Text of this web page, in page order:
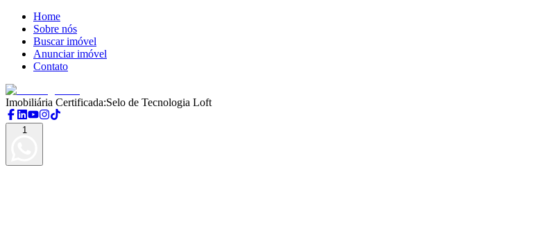
Home
Sobre nós
Buscar imóvel
Anunciar imóvel
Contato
Imobiliária Certificada:Selo de Tecnologia Loft
1